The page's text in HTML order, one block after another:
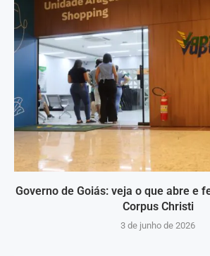
Governo de Goiás: veja o que abre e
Corpus Christi
3 de junho de 2026